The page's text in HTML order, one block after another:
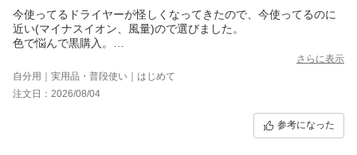
今使ってるドライヤーが怪しくなってきたので、今使ってるのに
近い(マイナスイオン、風量)ので選びました。
色で悩んで黒購入。
電源いれた感じ、今のとかわらない感じなので、期待してます。
さらに表示
自分用｜実用品・普段使い｜はじめて
注文日：2026/08/04
参考になった